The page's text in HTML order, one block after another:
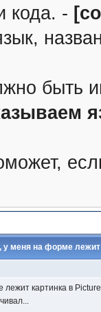
кода. -
быть
у меня на форме лежит
картинка в